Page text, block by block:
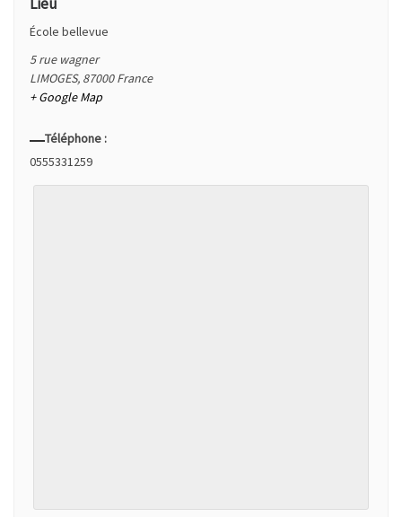
École bellevue
5 rue wagner
LIMOGES, 87000 France
+ Google Map
Téléphone :
0555331259